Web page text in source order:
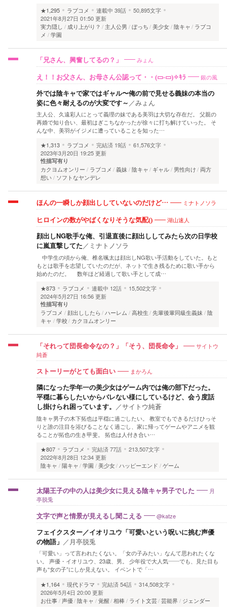
★1,295
ラブコメ 連載中 39話
50,895文字
2021年8月27日 01:50 更新
実力隠し
成り上がり？ 主人公男 ぼっち 美少女 陰キャ
ラブコ
メ
学園
「兄さん、興奮してるの？」 みょん
え！！お父さん、お母さん公認って・・(▭-▭)✧ｷﾗ 銀の風
外では陰キャで家ではギャル〜俺の前で見せる義妹の本当の
姿に色々耐えるのが大変です～ ／みょん
主人公、久遠彩人にとって義理の妹である美羽は大切な存在だ。 父親の
再婚で知り合い、最初はぎこちなかったが徐々に打ち解けていった。 そ
んな中、美羽がイジメに遭っていることを知った…
★1,313
ラブコメ 完結済 19話
61,576文字
2023年3月20日 19:25 更新
性描写有り
カクヨムオンリー ラブコメ 義妹 陰キャ ギャル 男性向け
両方
想い
ソフトなヤンデレ
ほんの一瞬しか顔出ししていないのだけど… ミナトノソラ
ヒロインの数がやばくなりそうな気配() 湖山速人
顔出しNG歌手な俺、引退直後に顔出ししてみたら次の日学校
に嵐直撃してた／ ミナトノソラ
中学生の頃から俺、椎名颯太は顔出しNG歌い手活動をしていた。もと
もとは歌手を志望していたのだが、ネットで生き残るために歌い手から
始めたのだ。 数年ほど経過して歌い手として成…
★873
ラブコメ 連載中 12話
15,502文字
2024年5月27日 16:56 更新
性描写有り
ラブコメ 顔出ししたら ハーレム 高校生 先輩後輩同級生義妹
陰
キャ
学校 カクヨムオンリー
「それって団長命令なの？」「そう、団長命令」
サイトウ
純蒼
ストーリーがとても面白い まかろん
隣になった学年一の美少女はゲーム内では俺の部下だった。
平穏に暮らしたいからバレない様にしているけど、会う度話
し掛けられ困っています。 ／サイトウ純蒼
陰キャ男子の木下拓也は平穏に過ごしたい。 教室でもできるだけひっそ
りと誰の注目を浴びることなく過ごし、家に帰ってゲームやアニメを観
ることが拓也の生き甲斐。 拓也は人付き合い…
★807
ラブコメ 完結済77話
213,507文字
2022年8月28日 12:34 更新
陰キャ
陽キャ 学園 美少女 ハッピーエンド ゲーム
太陽王子の中の人は美少女に見える陰キャ男子でした
月
亭脱兎
文字で声と情景が見えるし聞こえる @katze
フェイクスター／イオリユウ「可愛いという呪いに挑む声優
の物語」 ／ 月亭脱兎
「可愛い」って言われたくない。「女の子みたい」なんて思われたくな
い。 声優・イオリユウ、23歳、男。 少年役で大人気――でも、見た目も
声も“女の子”にしか見えない。 イベントで「…
★1,164
現代ドラマ 完結済54話
314,508文字
2026年5月4日 20:00 更新
お仕事 声優 陰キャ 覚醒 相棒 ライト文芸 芸能界 ジェンダー